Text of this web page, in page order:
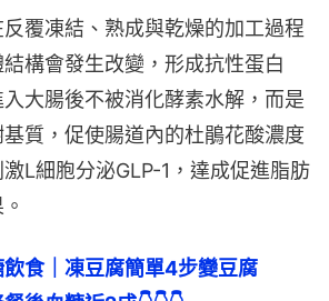
覆凍結、熟成與乾燥的加工過程
構會發生改變，形成抗性蛋白
大腸後不被消化酵素水解，而是
質，促使腸道內的杜鵑花酸濃度
L細胞分泌GLP-1，達成促進脂肪
飲食｜凍豆腐簡單4步變豆腐